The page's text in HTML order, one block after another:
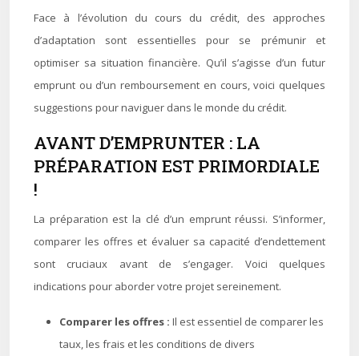
Face à l’évolution du cours du crédit, des approches
d’adaptation sont essentielles pour se prémunir et
optimiser sa situation financière. Qu’il s’agisse d’un futur
emprunt ou d’un remboursement en cours, voici quelques
suggestions pour naviguer dans le monde du crédit.
AVANT D’EMPRUNTER : LA
PRÉPARATION EST PRIMORDIALE
!
La préparation est la clé d’un emprunt réussi. S’informer,
comparer les offres et évaluer sa capacité d’endettement
sont cruciaux avant de s’engager. Voici quelques
indications pour aborder votre projet sereinement.
Comparer les offres : Il est essentiel de comparer les
taux, les frais et les conditions de divers